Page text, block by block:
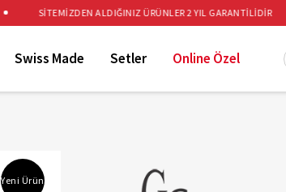
SİTEMİZDEN ALDIĞINIZ ÜRÜNLER 2 YIL GARANTİLİDİR
Swiss Made Setler Online Özel
Yeni Ürün